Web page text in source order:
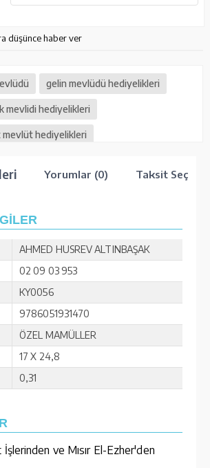
düşünce haber ver
gelin mevlüdü hediyelikleri
mevlidi hediyelikleri
hediyelikleri
Yorumlar (0) Taksit
AHMED HUSREV ALTINBAŞAK
02 09 03 953
KY0056
9786051931470
ÖZEL MAMÜLLER
17 X 24,8
0,31
ve Mısır El-Ezher'den